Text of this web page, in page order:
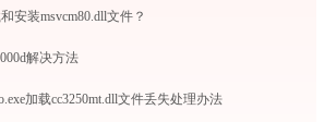
安装msvcm80.dll文件？
解决方法
加载cc3250mt.dll文件丢失处理办法